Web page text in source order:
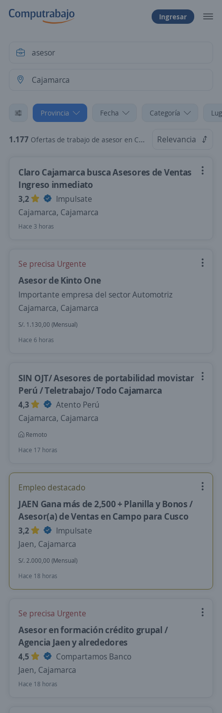
Ingresar
Provincia Fecha Categoría
1.177 Ofertas de trabajo de asesor en Cajamarca Relevancia
Claro Cajamarca busca Asesores de Ventas
Ingreso inmediato
3,2
Impulsate
Cajamarca, Cajamarca
Hace 3 horas
Se precisa Urgente
Asesor de Kinto One
Importante empresa del sector Automotriz
Cajamarca, Cajamarca
S/. 1.130,00 (Mensual)
Hace 6 horas
SIN OJT/ Asesores de portabilidad movistar
Perú / Teletrabajo/ Todo Cajamarca
4,3
Atento Perú
Cajamarca, Cajamarca
Remoto
Hace 17 horas
Empleo destacado
JAEN Gana más de 2,500 + Planilla y Bonos /
Asesor(a) de Ventas en Campo para Cusco
3,2
Impulsate
Jaen, Cajamarca
S/. 2.000,00 (Mensual)
Hace 18 horas
Se precisa Urgente
Asesor en formación crédito grupal /
Agencia Jaen y alrededores
4,5
Compartamos Banco
Jaen, Cajamarca
Hace 18 horas